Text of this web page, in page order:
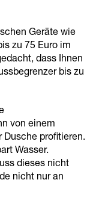
Geräte wie
zu 75 Euro im
dass Ihnen
bis zu
von einem
Dusche profitieren.
Wasser.
dieses nicht
nicht nur an